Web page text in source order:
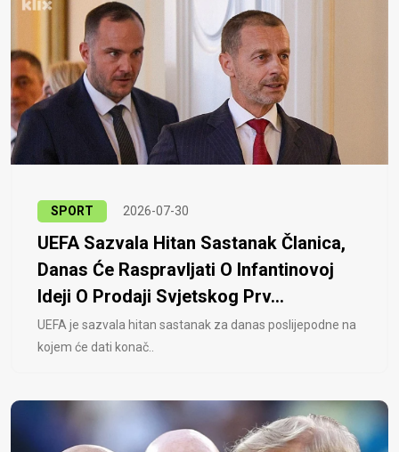
SPORT 2026-07-30
UEFA Sazvala Hitan Sastanak Članica,
Danas Će Raspravljati O Infantinovoj
Ideji O Prodaji Svjetskog Prv...
UEFA je sazvala hitan sastanak za danas poslijepodne na
kojem će dati konač..